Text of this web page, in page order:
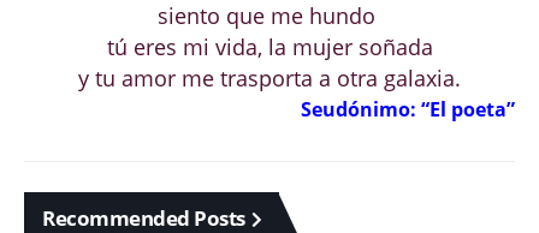
siento que me hundo
tú eres mi vida, la mujer soñada
y tu amor me trasporta a otra galaxia.
Seudónimo: “El poeta”
Recommended Posts